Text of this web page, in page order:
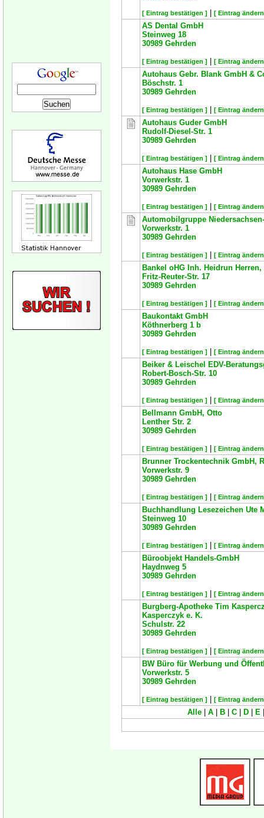
[ Eintrag bestätigen ] [ Eintrag
AS Dental GmbH
Steinweg 18
30989 Gehrden
[ Eintrag bestätigen ] [ Eintrag
Autohaus Gebr. Blank GmbH &
Böschstr. 1
30989 Gehrden
[ Eintrag bestätigen ] [ Eintrag
Autohaus Guder GmbH
Rudolf-Diesel-Str. 1
30989 Gehrden
[ Eintrag bestätigen ] [ Eintrag
Autohaus Hase GmbH
Vorwerkstr. 1
30989 Gehrden
[ Eintrag bestätigen ] [ Eintrag
Automobilgruppe
Vorwerkstr. 1
30989 Gehrden
[ Eintrag bestätigen ] [ Eintrag
Bankel oHG Inh. Heidrun Herren,
Fritz-Reuter-Str. 17
30989 Gehrden
[ Eintrag bestätigen ] [ Eintrag
Baukontakt GmbH
Köthnerberg 1 b
30989 Gehrden
[ Eintrag bestätigen ] [ Eintrag
Beiker & Leischel EDV-
Robert-Bosch-Str. 10
30989 Gehrden
[ Eintrag bestätigen ] [ Eintrag
Bellmann GmbH, Otto
Lenther Str. 2
30989 Gehrden
[ Eintrag bestätigen ] [ Eintrag
Brunner Trockentechnik GmbH,
Vorwerkstr. 9
30989 Gehrden
[ Eintrag bestätigen ] [ Eintrag
Buchhandlung Lesezeichen Ute
Steinweg 10
30989 Gehrden
[ Eintrag bestätigen ] [ Eintrag
Büroobjekt Handels-GmbH
Haydnweg 5
30989 Gehrden
[ Eintrag bestätigen ] [ Eintrag
Burgberg-Apotheke Tim
Kasperczyk e. K.
Schulstr. 22
30989 Gehrden
[ Eintrag bestätigen ] [ Eintrag
BW Büro für Werbung und
Vorwerkstr. 5
30989 Gehrden
[ Eintrag bestätigen ] [ Eintrag
Alle A B C D E